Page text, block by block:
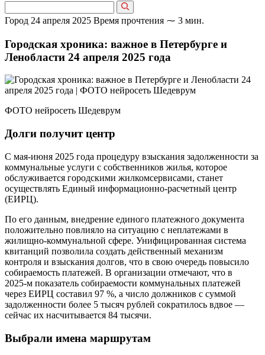
Город 24 апреля 2025 Время прочтения ⁓ 3 мин.
Городская хроника: важное в Петербурге и
Ленобласти 24 апреля 2025 года
ФОТО нейросеть Шедеврум
Долги получит центр
С мая-июня 2025 года процедуру взыскания задолженности за
коммунальные услуги с собственников жилья, которое
обслуживается городскими жилкомсервисами, станет
осуществлять Единый информационно-расчетный центр
(ЕИРЦ).
По его данным, внедрение единого платежного документа
положительно повлияло на ситуацию с неплатежами в
жилищно-коммунальной сфере. Унифицированная система
квитанций позволила создать действенный механизм
контроля и взыскания долгов, что в свою очередь повысило
собираемость платежей. В организации отмечают, что в
2025‑м показатель собираемости коммунальных платежей
через ЕИРЦ составил 97 %, а число должников с суммой
задолженности более 5 тысяч рублей сократилось вдвое —
сейчас их насчитывается 84 тысячи.
Выбрали имена маршрутам